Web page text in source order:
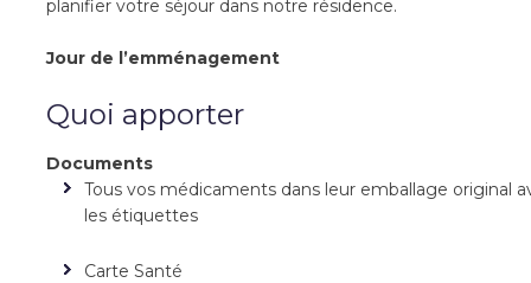
planifier votre séjour dans notre résidence.
Jour de l’emménagement
Quoi apporter
Documents
Tous vos médicaments dans leur emballage original
les étiquettes
Carte Santé